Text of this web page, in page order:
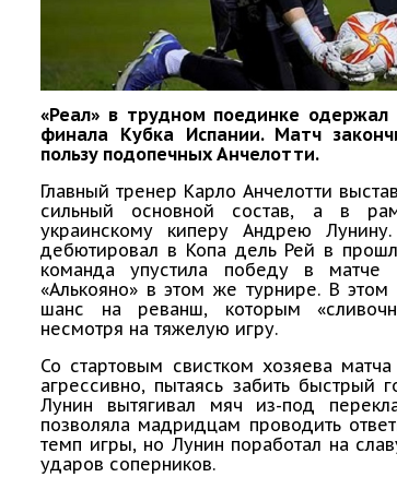
«Реал» в трудном поединке
финала Кубка Испании. Матч
пользу подопечных Анчелотти.
Главный тренер Карло Анчелотти
сильный основной состав, а в
украинскому киперу Андрею
дебютировал в Копа дель Рей в
команда упустила победу в
«Алькояно» в этом же турнире. В
шанс на реванш, которым
несмотря на тяжелую игру.
Со стартовым свистком хозяева
агрессивно, пытаясь забить быстрый
Лунин вытягивал мяч из-под
позволяла мадридцам проводить
темп игры, но Лунин поработал на
ударов соперников.